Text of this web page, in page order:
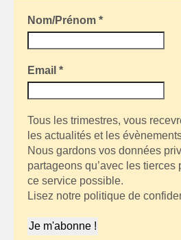
Nom/Prénom *
Email *
Tous les trimestres, vous
les actualités et les
Nous gardons vos données
partageons qu’avec les tierces
ce service possible.
Lisez notre politique de